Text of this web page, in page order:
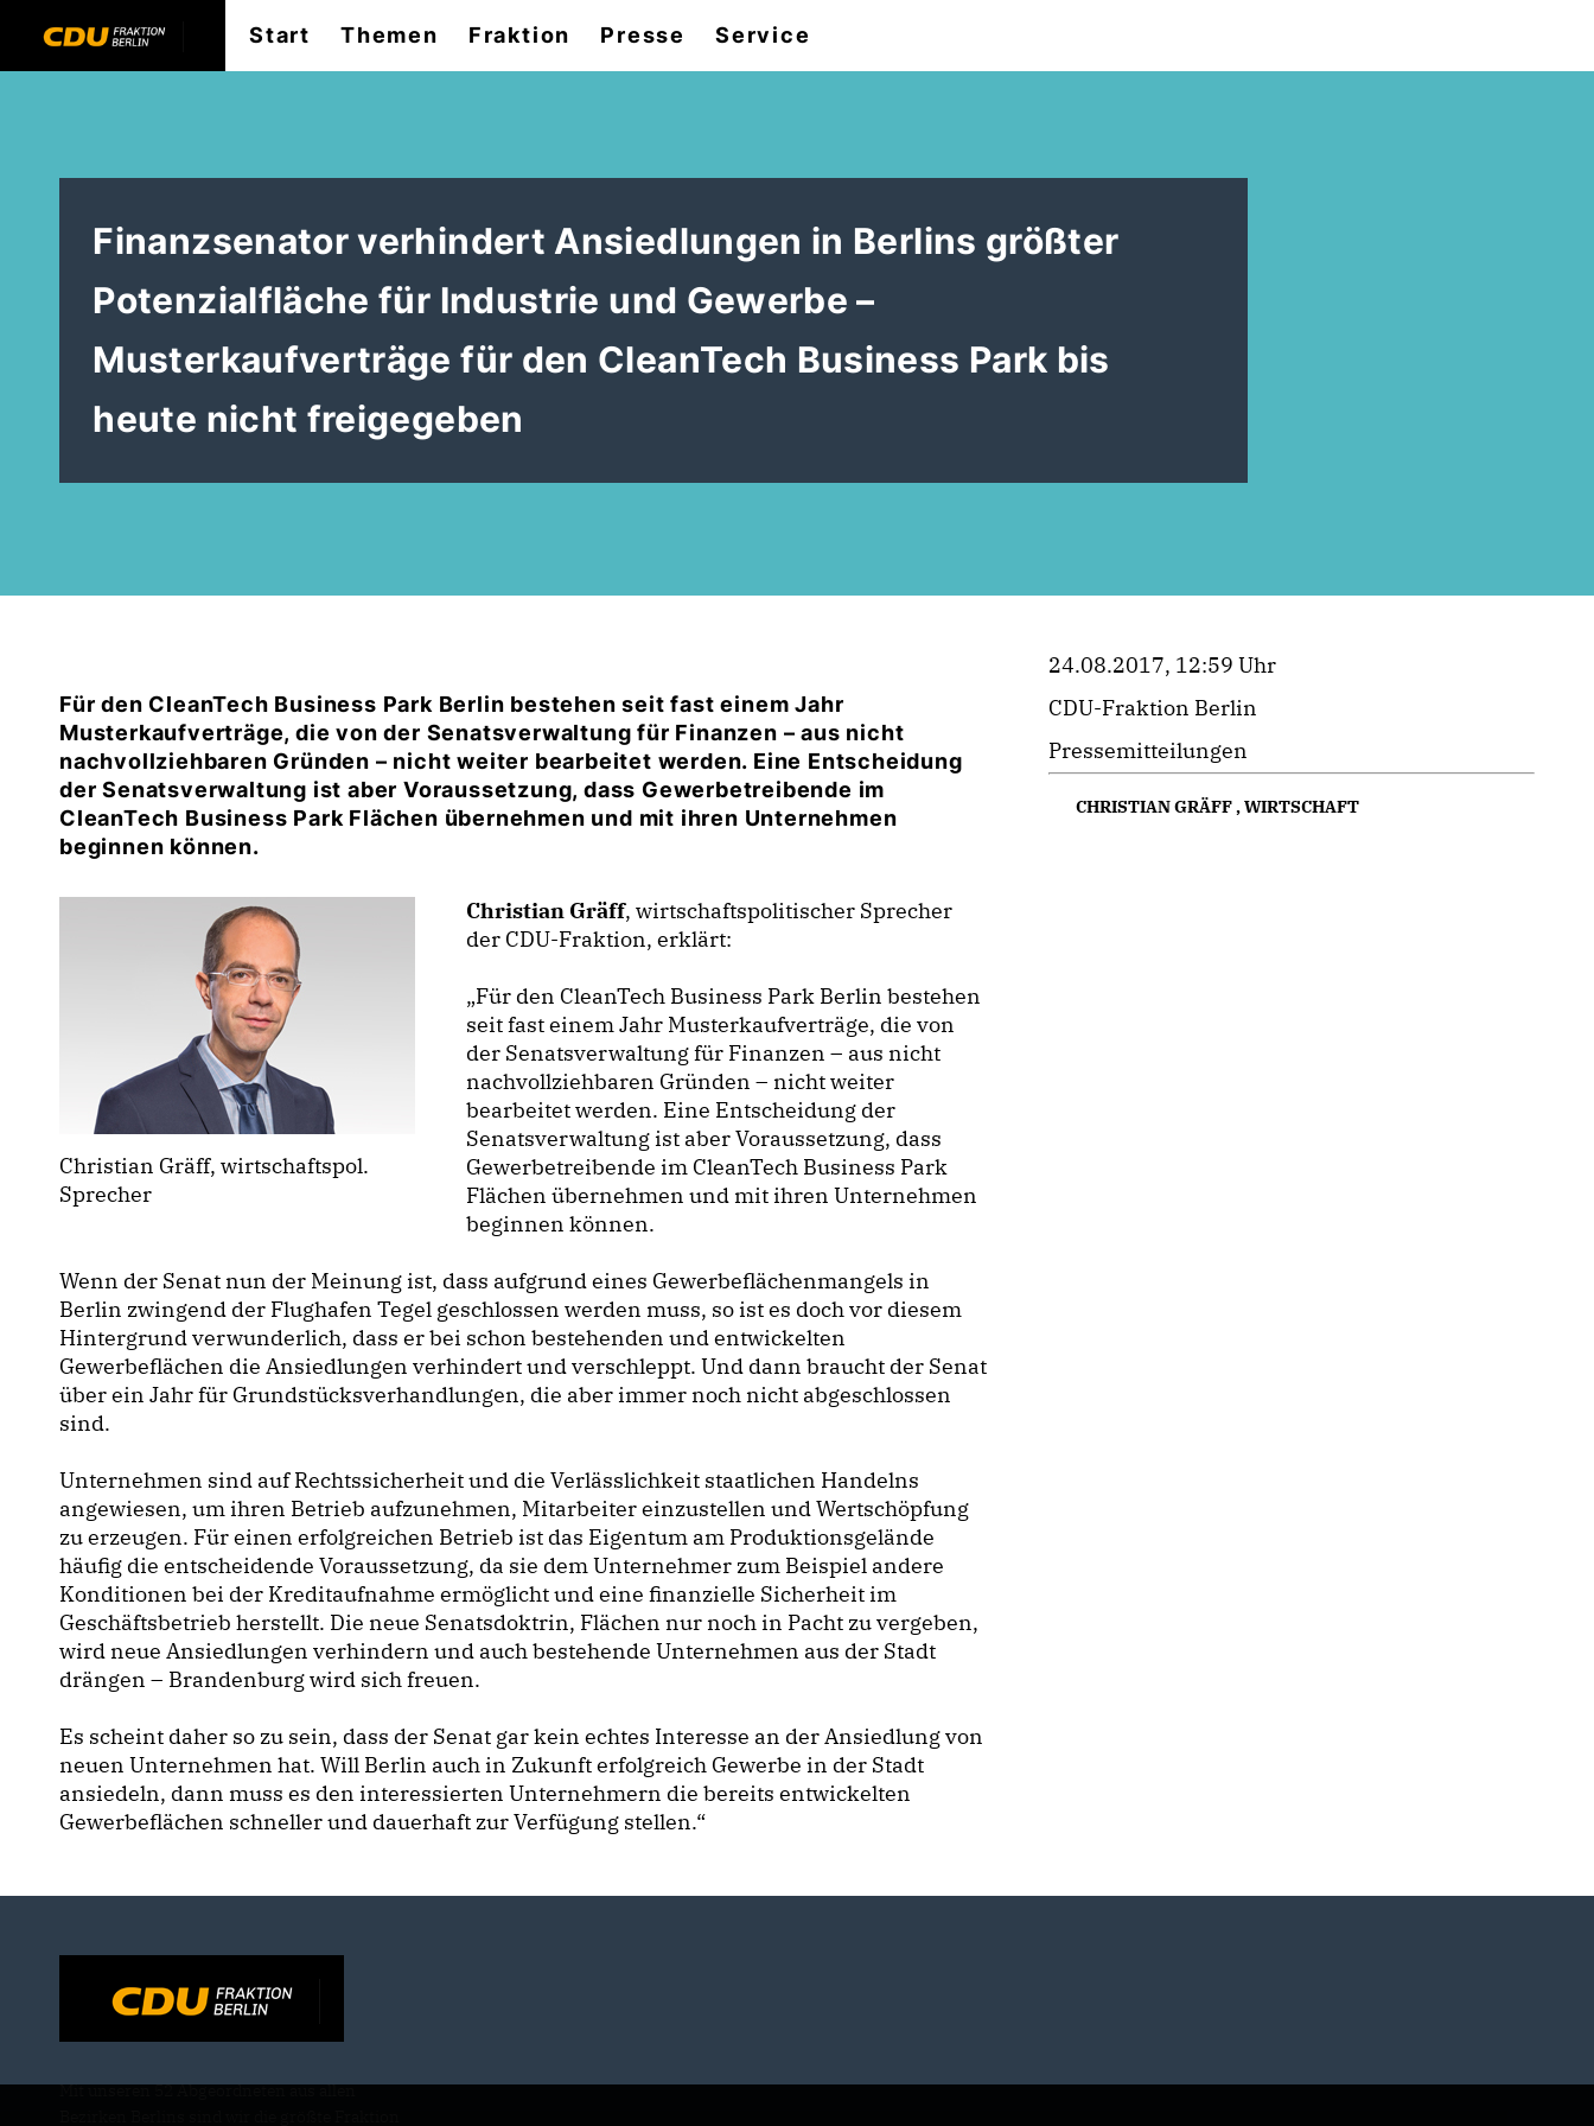
Start Themen Fraktion Presse Service
Finanzsenator verhindert Ansiedlungen in Berlins größter
Potenzialfläche für Industrie und Gewerbe –
Musterkaufverträge für den CleanTech Business Park bis
heute nicht freigegeben
Für den CleanTech Business Park Berlin bestehen seit fast einem Jahr
Musterkaufverträge, die von der Senatsverwaltung für Finanzen – aus nicht
nachvollziehbaren Gründen – nicht weiter bearbeitet werden. Eine Entscheidung
der Senatsverwaltung ist aber Voraussetzung, dass Gewerbetreibende im
CleanTech Business Park Flächen übernehmen und mit ihren Unternehmen
beginnen können.
Christian Gräff, wirtschaftspol.
Sprecher
Christian Gräff, wirtschaftspolitischer Sprecher
der CDU-Fraktion, erklärt:
Für den CleanTech Business Park Berlin bestehen
seit fast einem Jahr Musterkaufverträge, die von
der Senatsverwaltung für Finanzen – aus nicht
nachvollziehbaren Gründen – nicht weiter
bearbeitet werden. Eine Entscheidung der
Senatsverwaltung ist aber Voraussetzung, dass
Gewerbetreibende im CleanTech Business Park
Flächen übernehmen und mit ihren Unternehmen
beginnen können.
Wenn der Senat nun der Meinung ist, dass aufgrund eines Gewerbeflächenmangels in
Berlin zwingend der Flughafen Tegel geschlossen werden muss, so ist es doch vor diesem
Hintergrund verwunderlich, dass er bei schon bestehenden und entwickelten
Gewerbeflächen die Ansiedlungen verhindert und verschleppt. Und dann braucht der Senat
über ein Jahr für Grundstücksverhandlungen, die aber immer noch nicht abgeschlossen
sind.
Unternehmen sind auf Rechtssicherheit und die Verlässlichkeit staatlichen Handelns
angewiesen, um ihren Betrieb aufzunehmen, Mitarbeiter einzustellen und Wertschöpfung
zu erzeugen. Für einen erfolgreichen Betrieb ist das Eigentum am Produktionsgelände
häufig die entscheidende Voraussetzung, da sie dem Unternehmer zum Beispiel andere
Konditionen bei der Kreditaufnahme ermöglicht und eine finanzielle Sicherheit im
Geschäftsbetrieb herstellt. Die neue Senatsdoktrin, Flächen nur noch in Pacht zu vergeben,
wird neue Ansiedlungen verhindern und auch bestehende Unternehmen aus der Stadt
drängen – Brandenburg wird sich freuen.
Es scheint daher so zu sein, dass der Senat gar kein echtes Interesse an der Ansiedlung von
neuen Unternehmen hat. Will Berlin auch in Zukunft erfolgreich Gewerbe in der Stadt
ansiedeln, dann muss es den interessierten Unternehmern die bereits entwickelten
Gewerbeflächen schneller und dauerhaft zur Verfügung stellen.“
24.08.2017, 12:59 Uhr
CDU-Fraktion Berlin
Pressemitteilungen
CHRISTIAN GRÄFF,WIRTSCHAFT
Mit unseren 52 Abgeordneten aus allen